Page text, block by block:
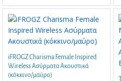
iFROGZ Charisma Female Inspired
Wireless Ασύρματα Ακουστικά
(κόκκινο/μαύρο)